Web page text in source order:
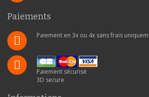
Paiements
Paiement en 3x ou 4x sans frais
Paiement sécurisé
3D secure